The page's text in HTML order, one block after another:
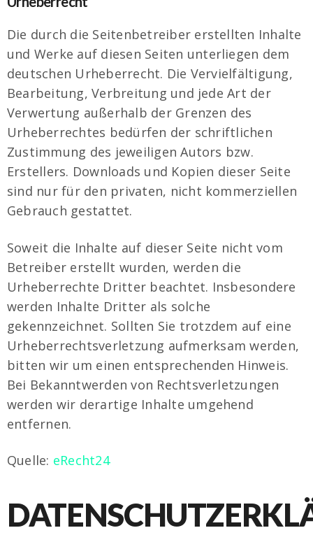
Die durch die Seitenbetreiber erstellten Inhalte
und Werke auf diesen Seiten unterliegen dem
deutschen Urheberrecht. Die Vervielfältigung,
Bearbeitung, Verbreitung und jede Art der
Verwertung außerhalb der Grenzen des
Urheberrechtes bedürfen der schriftlichen
Zustimmung des jeweiligen Autors bzw.
Erstellers. Downloads und Kopien dieser Seite
sind nur für den privaten, nicht kommerziellen
Gebrauch gestattet.
Soweit die Inhalte auf dieser Seite nicht vom
Betreiber erstellt wurden, werden die
Urheberrechte Dritter beachtet. Insbesondere
werden Inhalte Dritter als solche
gekennzeichnet. Sollten Sie trotzdem auf eine
Urheberrechtsverletzung aufmerksam werden,
bitten wir um einen entsprechenden Hinweis.
Bei Bekanntwerden von Rechtsverletzungen
werden wir derartige Inhalte umgehend
entfernen.
Quelle: eRecht24